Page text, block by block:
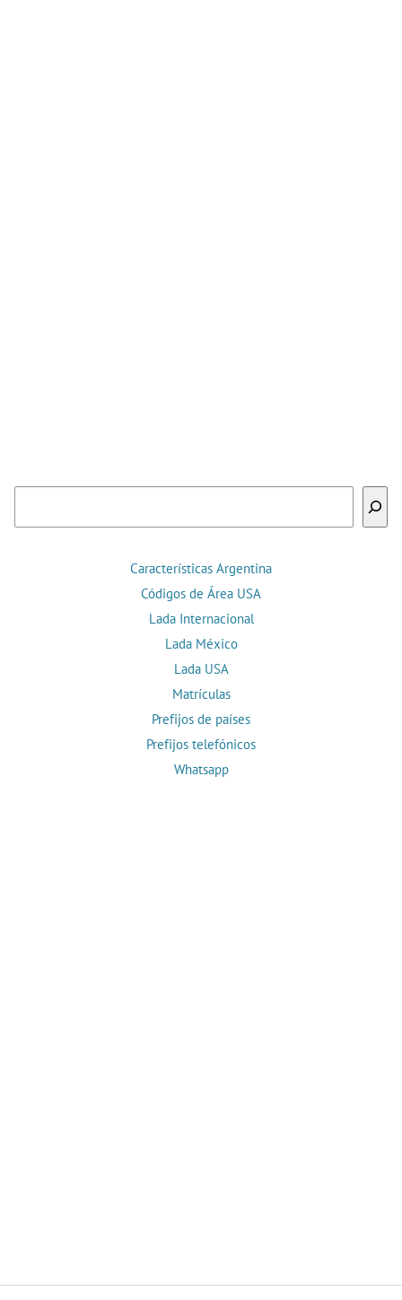
Características Argentina
Códigos de Área USA
Lada Internacional
Lada México
Lada USA
Matrículas
Prefijos de países
Prefijos telefónicos
Whatsapp